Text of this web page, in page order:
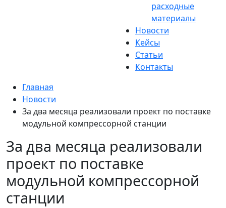
расходные
материалы
Новости
Кейсы
Статьи
Контакты
Главная
Новости
За два месяца реализовали проект по поставке
модульной компрессорной станции
За два месяца реализовали
проект по поставке
модульной компрессорной
станции